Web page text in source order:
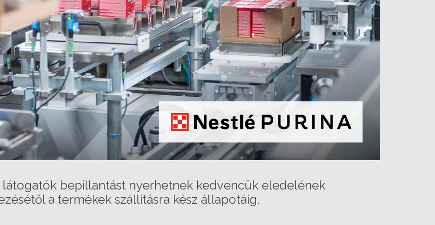
bepillantást nyerhetnek kedvencük eledelének
a termékek szállításra kész állapotáig.